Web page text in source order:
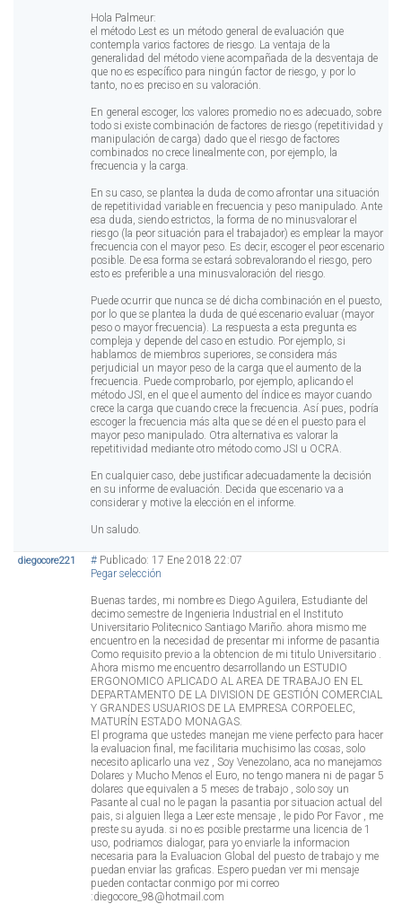
Hola Palmeur:
el método Lest es un método general de evaluación que
contempla varios factores de riesgo. La ventaja de la
generalidad del método viene acompañada de la desventaja de
que no es específico para ningún factor de riesgo, y por lo
tanto, no es preciso en su valoración.
En general escoger, los valores promedio no es adecuado, sobre
todo si existe combinación de factores de riesgo (repetitividad y
manipulación de carga) dado que el riesgo de factores
combinados no crece linealmente con, por ejemplo, la
frecuencia y la carga.
En su caso, se plantea la duda de como afrontar una situación
de repetitividad variable en frecuencia y peso manipulado. Ante
esa duda, siendo estrictos, la forma de no minusvalorar el
riesgo (la peor situación para el trabajador) es emplear la mayor
frecuencia con el mayor peso. Es decir, escoger el peor escenario
posible. De esa forma se estará sobrevalorando el riesgo, pero
esto es preferible a una minusvaloración del riesgo.
Puede ocurrir que nunca se dé dicha combinación en el puesto,
por lo que se plantea la duda de qué escenario evaluar (mayor
peso o mayor frecuencia). La respuesta a esta pregunta es
compleja y depende del caso en estudio. Por ejemplo, si
hablamos de miembros superiores, se considera más
perjudicial un mayor peso de la carga que el aumento de la
frecuencia. Puede comprobarlo, por ejemplo, aplicando el
método JSI, en el que el aumento del índice es mayor cuando
crece la carga que cuando crece la frecuencia. Así pues, podría
escoger la frecuencia más alta que se dé en el puesto para el
mayor peso manipulado. Otra alternativa es valorar la
repetitividad mediante otro método como JSI u OCRA.
En cualquier caso, debe justificar adecuadamente la decisión
en su informe de evaluación. Decida que escenario va a
considerar y motive la elección en el informe.
Un saludo.
diegocore221 # Publicado: 17 Ene 2018 22:07
Pegar selección
Buenas tardes, mi nombre es Diego Aguilera, Estudiante del
decimo semestre de Ingenieria Industrial en el Instituto
Universitario Politecnico Santiago Mariño. ahora mismo me
encuentro en la necesidad de presentar mi informe de pasantia
Como requisito previo a la obtencion de mi titulo Universitario .
Ahora mismo me encuentro desarrollando un ESTUDIO
ERGONOMICO APLICADO AL AREA DE TRABAJO EN EL
DEPARTAMENTO DE LA DIVISION DE GESTIÓN COMERCIAL
Y GRANDES USUARIOS DE LA EMPRESA CORPOELEC,
MATURÍN ESTADO MONAGAS.
El programa que ustedes manejan me viene perfecto para hacer
la evaluacion final, me facilitaria muchisimo las cosas, solo
necesito aplicarlo una vez , Soy Venezolano, aca no manejamos
Dolares y Mucho Menos el Euro, no tengo manera ni de pagar 5
dolares que equivalen a 5 meses de trabajo , solo soy un
Pasante al cual no le pagan la pasantia por situacion actual del
pais, si alguien llega a Leer este mensaje , le pido Por Favor , me
preste su ayuda. si no es posible prestarme una licencia de 1
uso, podriamos dialogar, para yo enviarle la informacion
necesaria para la Evaluacion Global del puesto de trabajo y me
puedan enviar las graficas. Espero puedan ver mi mensaje
pueden contactar conmigo por mi correo
:diegocore_98@hotmail.com